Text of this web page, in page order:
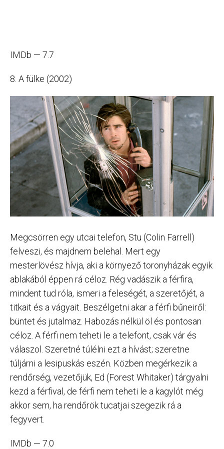
IMDb — 7.7
8. A fülke (2002)
Megcsörren egy utcai telefon, Stu (Colin Farrell)
felveszi, és majdnem belehal. Mert egy
mesterlövész hívja, aki a környező toronyházak egyik
ablakából éppen rá céloz. Rég vadászik a férfira,
mindent tud róla, ismeri a feleségét, a szeretőjét, a
titkait és a vágyait. Beszélgetni akar a férfi bűneiről:
büntet és jutalmaz. Habozás nélkül öl és pontosan
céloz. A férfi nem teheti le a telefont, csak vár és
válaszol. Szeretné túlélni ezt a hívást; szeretne
túljárni a lesipuskás eszén. Közben megérkezik a
rendőrség, vezetőjük, Ed (Forest Whitaker) tárgyalni
kezd a férfival, de férfi nem teheti le a kagylót még
akkor sem, ha rendőrök tucatjai szegezik rá a
fegyvert.
IMDb — 7.0